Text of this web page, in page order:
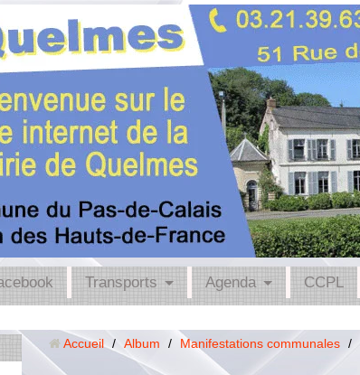
Transports Agenda CCPL
Accueil / Album / Manifestations communales /